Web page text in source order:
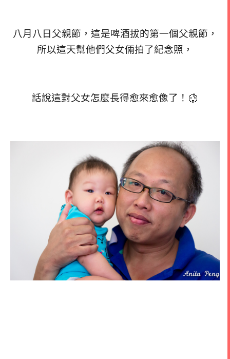
八月八日父親節，這是啤酒拔的第一個父親節，
所以這天幫他們父女倆拍了紀念照，
話說這對父女怎麼長得愈來愈像了！